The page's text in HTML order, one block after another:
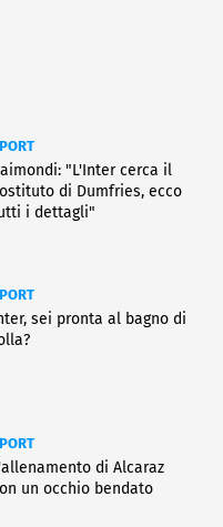
"L'Inter cerca il
di Dumfries, ecco
i dettagli"
sei pronta al bagno di
di Alcaraz
un occhio bendato